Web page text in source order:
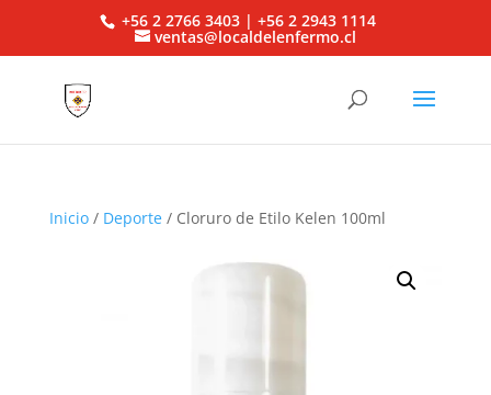
+56 2 2766 3403 | +56 2 2943 1114
ventas@localdelenfermo.cl
Inicio/ Deporte/ Cloruro de Etilo Kelen 100ml